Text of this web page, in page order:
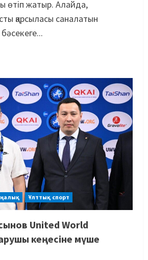
өтіп жатыр. Алайда,
қарсыласы саналатын
Ұлттық спорт
United World
кеңесіне мүше